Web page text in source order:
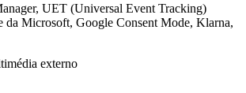
UET (Universal Event Tracking)
da Microsoft, Google Consent Mode, Klarna,
externo